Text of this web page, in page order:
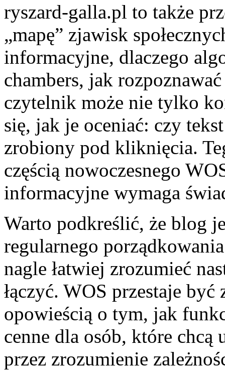
ryszard-galla.pl to także
„mapę” zjawisk
informacyjne, dlaczego
chambers, jak
czytelnik może nie tylko
się, jak je oceniać: czy
zrobiony pod kliknięcia.
częścią nowoczesnego
informacyjne wymaga
Warto podkreślić, że blog
regularnego
nagle łatwiej zrozumieć
łączyć. WOS przestaje być
opowieścią o tym, jak
cenne dla osób, które
przez zrozumienie